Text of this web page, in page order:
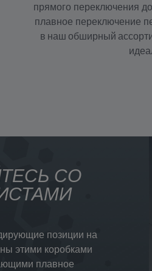
прямого переключения
плавное переключение
в наш обширный
СО
позиции на
этими коробками
плавное